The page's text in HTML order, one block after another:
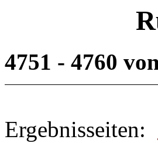
4751 - 4760
Ergebnisseiten: